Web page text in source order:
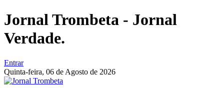
Jornal Trombeta - Jornal
Verdade.
Entrar
Quinta-feira, 06 de Agosto de 2026